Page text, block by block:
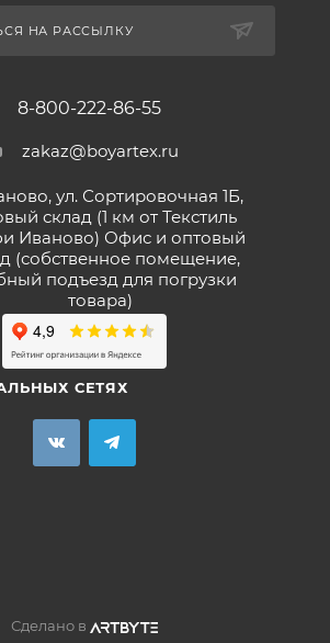
НА РАССЫЛКУ
8-800-222-86-55
zakaz@boyartex.ru
ул. Сортировочная 1Б,
склад (1 км от Текстиль
Иваново) Офис и оптовый
(собственное помещение,
подъезд для погрузки
товара)
СЕТЯХ
Сделано в